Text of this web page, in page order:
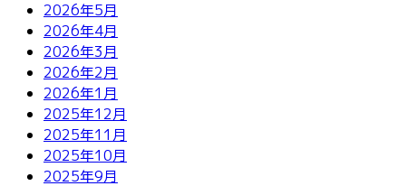
2026年5月
2026年4月
2026年3月
2026年2月
2026年1月
2025年12月
2025年11月
2025年10月
2025年9月